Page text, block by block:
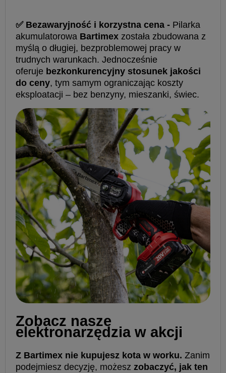
✅ Bezawaryjność i korzystna cena - Pilarka
akumulatorowa Bartimex została zbudowana z
myślą o długiej, bezproblemowej pracy w
trudnych warunkach. Jednocześnie
oferuje bezkonkurencyjny stosunek jakości
do ceny, tym samym ograniczając koszty
eksploatacji – bez benzyny, mieszanki, świec.
️Zobacz nasze
elektronarzędzia w akcji
Z Bartimex nie kupujesz kota w worku. Zanim
podejmiesz decyzję, możesz zobaczyć, jak ten